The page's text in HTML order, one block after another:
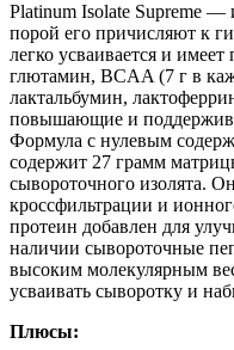
Platinum Isolate Supreme —
порой его причисляют к
легко усваивается и
глютамин, BCAA (7 г в
лактальбумин,
повышающие и
Формула с нулевым
содержит 27 грамм
сывороточного изолята.
кроссфильтрации и
протеин добавлен для
наличии сывороточные
высоким молекулярным
усваивать сыворотку и
Плюсы: